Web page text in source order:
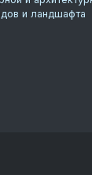
и ландшафта